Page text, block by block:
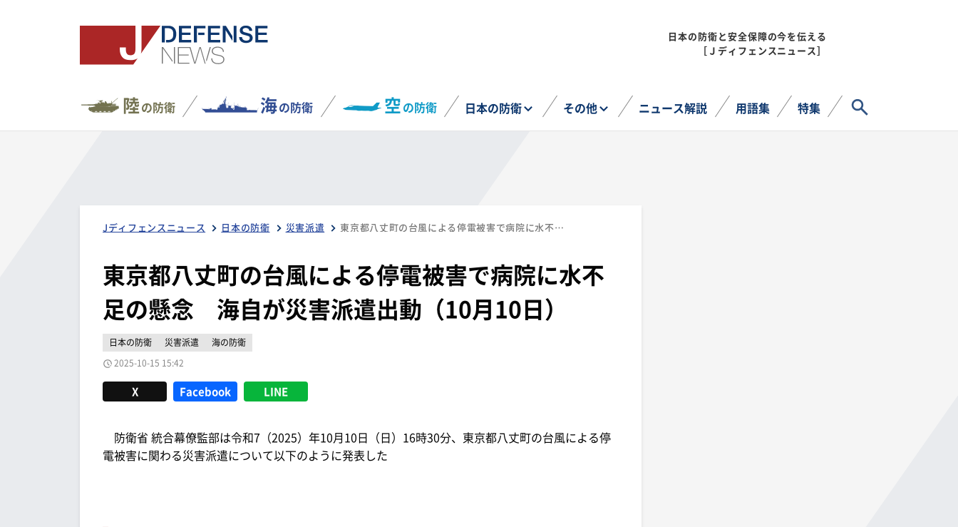
日本の防衛と安全保障の今を伝える
［Ｊディフェンスニュース］
陸の防衛 海の防衛 空の防衛 日本の防衛 その他 ニュース解説 用語集 特集
Jディフェンスニュース 日本の防衛 災害派遣 東京都八丈町の台風による停電被害で病院に水不足の懸念 海自が災害派遣出動（10月10日）
東京都八丈町の台風による停電被害で病院に水不
足の懸念 海自が災害派遣出動（10月10日）
日本の防衛 災害派遣
海の防衛
2025-10-15 15:42
X Facebook LINE
防衛省 統合幕僚監部は令和7（2025）年10月10日（日）16時30分、東京都八丈町の台風による停
電被害に関わる災害派遣について以下のように発表した